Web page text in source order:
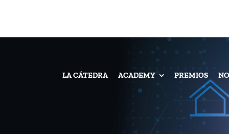
LA CÁTEDRA ACADEMY PREMIOS